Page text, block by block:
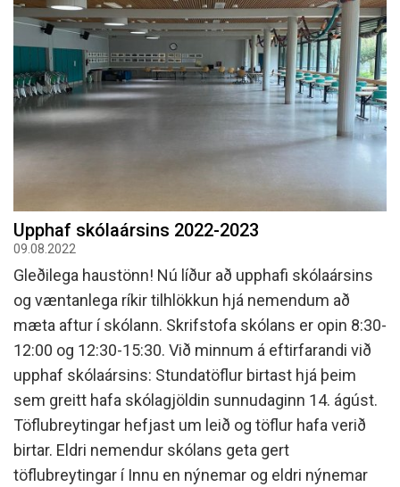
Upphaf skólaársins 2022-2023
09.08.2022
Gleðilega haustönn! Nú líður að upphafi skólaársins
og væntanlega ríkir tilhlökkun hjá nemendum að
mæta aftur í skólann. Skrifstofa skólans er opin 8:30-
12:00 og 12:30-15:30. Við minnum á eftirfarandi við
upphaf skólaársins: Stundatöflur birtast hjá þeim
sem greitt hafa skólagjöldin sunnudaginn 14. ágúst.
Töflubreytingar hefjast um leið og töflur hafa verið
birtar. Eldri nemendur skólans geta gert
töflubreytingar í Innu en nýnemar og eldri nýnemar